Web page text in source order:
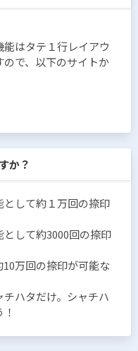
はタテ１行レイアウ
ので、以下のサイトか
か？
して約１万回の捺印
して約3000回の捺印
万回の捺印が可能な
ハタだけ。シャチハ